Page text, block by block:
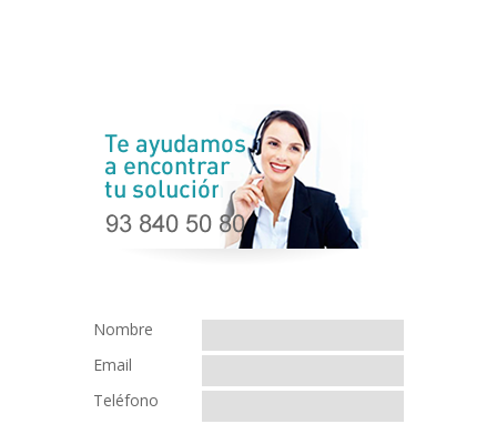
Nombre
Email
Teléfono